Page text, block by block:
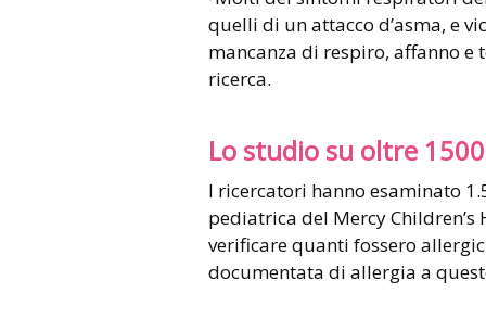
quelli di un attacco d’asma, e
mancanza di respiro, affanno e
ricerca.
Lo studio su oltre
I ricercatori hanno esaminato
pediatrica del Mercy
verificare quanti fossero
documentata di allergia a